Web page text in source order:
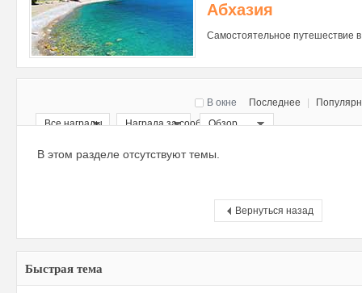
Абхазия
Самостоятельное путешествие
Последнее
В окне
Все награды
Награда за сообщение
Обзор
В этом разделе отсутствуют темы.
Вернуться назад
Быстрая тема